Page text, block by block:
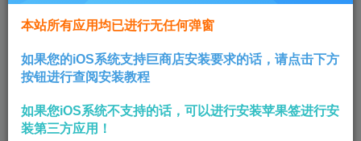
下载安装包文件
本站所有应用均已进行无任何弹窗
如果您的iOS系统支持巨商店安装要求的话，请点击下方
按钮进行查阅安装教程
如果您iOS系统不支持的话，可以进行安装苹果签进行安
装第三方应用！